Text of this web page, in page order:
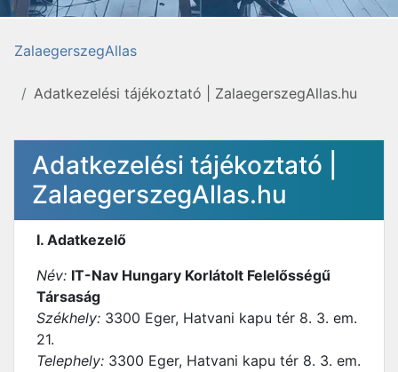
ZalaegerszegAllas
Adatkezelési tájékoztató | ZalaegerszegAllas.hu
Adatkezelési tájékoztató |
ZalaegerszegAllas.hu
I. Adatkezelő
Név: IT-Nav Hungary Korlátolt Felelősségű
Társaság
Székhely: 3300 Eger, Hatvani kapu tér 8. 3. em.
21.
Telephely: 3300 Eger, Hatvani kapu tér 8. 3. em.